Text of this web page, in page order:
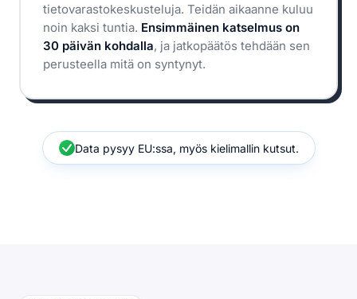
tietovarastokeskusteluja. Teidän aikaanne kuluu
noin kaksi tuntia. Ensimmäinen katselmus on
30 päivän kohdalla, ja jatkopäätös tehdään sen
perusteella mitä on syntynyt.
Data pysyy EU:ssa, myös kielimallin kutsut.